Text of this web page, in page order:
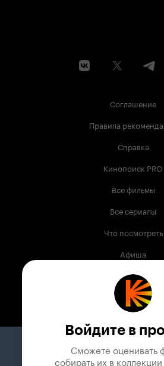
Соглашение
Правила
Справка
Кинопоиск PRO
Все фильмы
Все сериалы
Что посмотреть
Афиша
Музыка
Телепрограмма
Служба поддержки
Войдите в
Сможете оценивать
собирать их в